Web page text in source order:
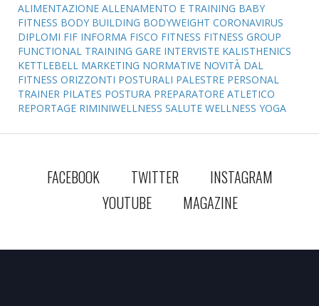
ALIMENTAZIONE ALLENAMENTO E TRAINING BABY
FITNESS BODY BUILDING BODYWEIGHT CORONAVIRUS
DIPLOMI FIF INFORMA FISCO FITNESS FITNESS GROUP
FUNCTIONAL TRAINING GARE INTERVISTE KALISTHENICS
KETTLEBELL MARKETING NORMATIVE NOVITÀ DAL
FITNESS ORIZZONTI POSTURALI PALESTRE PERSONAL
TRAINER PILATES POSTURA PREPARATORE ATLETICO
REPORTAGE RIMINIWELLNESS SALUTE WELLNESS YOGA
FACEBOOK TWITTER
INSTAGRAM
YOUTUBE
MAGAZINE